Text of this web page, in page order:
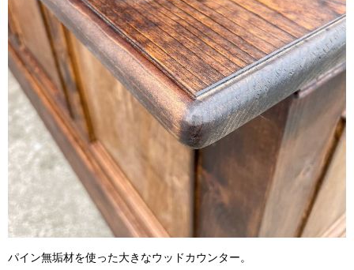
パイン無垢材を使った大きなウッドカウンター。